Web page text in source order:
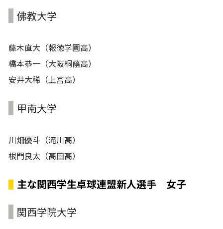
佛教大学
藤木直大（報徳学園高）
橋本恭一（大阪桐蔭高）
安井大稀（上宮高）
甲南大学
川畑優斗（滝川高）
根門良太（高田高）
主な関西学生卓球連盟新人選手 女子
関西学院大学